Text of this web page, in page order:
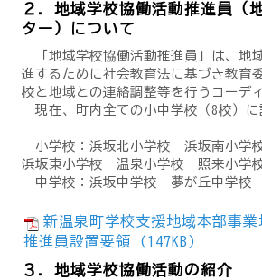
２．地域学校協働活動推進員（
ター）について
「地域学校協働活動推進員」は、地
進するために社会教育法に基づき教育
校と地域との連絡調整等を行うコーデ
現在、町内全ての小中学校（8校）に
小学校：浜坂北小学校 浜坂南小
浜坂東小学校 温泉小学校 照来小学
中学校：浜坂中学校 夢が丘中学校
新温泉町学校支援地域本部事
推進員設置要領 (147KB)
３．地域学校協働活動の紹介